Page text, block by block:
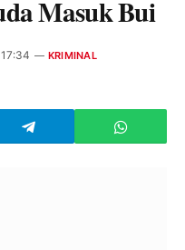
Masuk Bui
KRIMINAL